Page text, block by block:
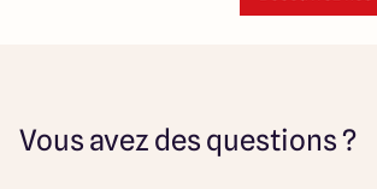
Vous avez des questions ?